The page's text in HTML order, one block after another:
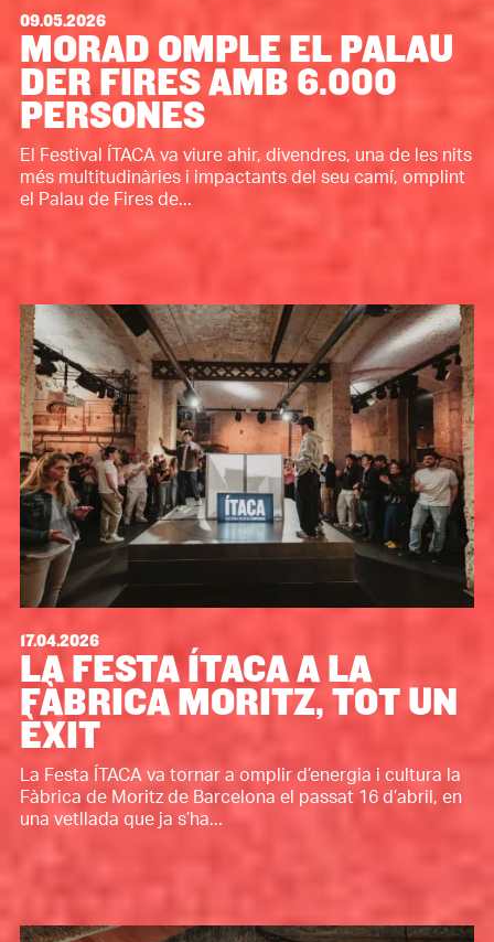
09.05.2026
MORAD OMPLE EL PALAU
DER FIRES AMB 6.000
PERSONES
El Festival ÍTACA va viure ahir, divendres, una de les nits
més multitudinàries i impactants del seu camí, omplint
el Palau de Fires de...
17.04.2026
LA FESTA ÍTACA A LA
FÀBRICA MORITZ, TOT UN
ÈXIT
La Festa ÍTACA va tornar a omplir d’energia i cultura la
Fàbrica de Moritz de Barcelona el passat 16 d’abril, en
una vetllada que ja s’ha...